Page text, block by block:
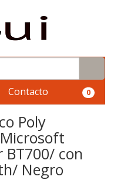
Contacto 0
Poly
con
Negro